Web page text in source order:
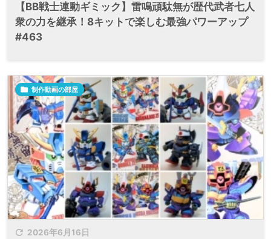
【BB戦士連動ギミック】雷鳴頑駄無が歴代武者七人
衆の力を継承！8キットで楽しむ最強パワーアップ
#463
 2026年6月16日
 制作動画の部屋